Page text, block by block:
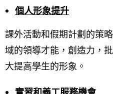
個人形象提升
課外活動和假期計劃的策
域的領導才能，創造力，
大提高學生的形象。